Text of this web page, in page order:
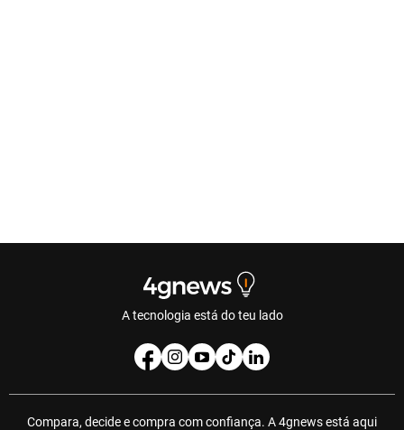
A tecnologia está do teu lado
Compara, decide e compra com confiança. A 4gnews está aqui